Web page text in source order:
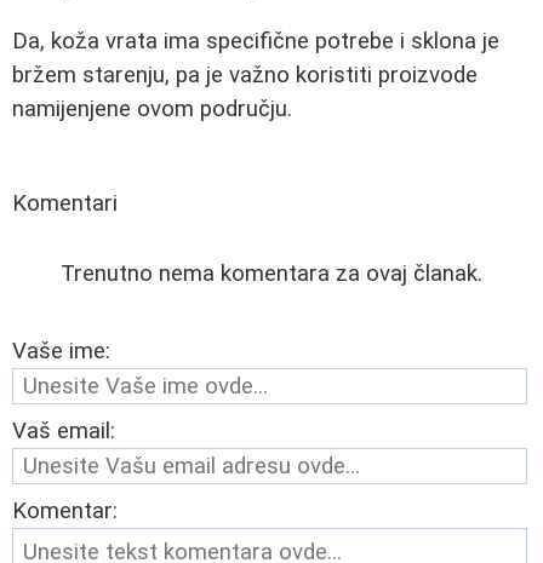
Da, koža vrata ima specifične potrebe i sklona je
bržem starenju, pa je važno koristiti proizvode
namijenjene ovom području.
Komentari
Trenutno nema komentara za ovaj članak.
Vaše ime:
Vaš email:
Komentar: